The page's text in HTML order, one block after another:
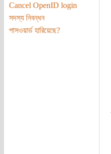
Cancel OpenID login
সদস্য নিবন্ধন
পাসওয়ার্ড হারিয়েছে?